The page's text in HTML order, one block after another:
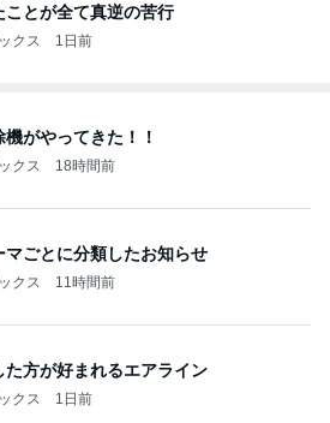
ことが全て真逆の苦行
クス 1日前
がやってきた！！
クス 18時間前
マごとに分類したお知らせ
クス 11時間前
た方が好まれるエアライン
クス 1日前